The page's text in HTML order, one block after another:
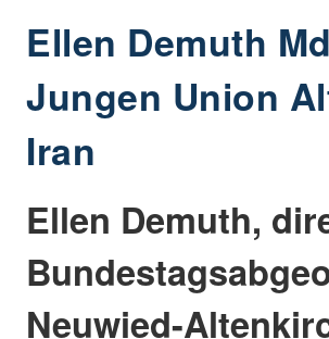
Ellen Demuth
Jungen Union
Iran
Ellen Demuth,
Neuwied-